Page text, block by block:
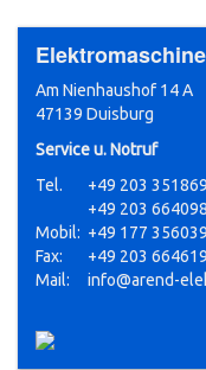
Am Nienhaushof 14 A
47139 Duisburg
Service u. Notruf
Tel.
Mobil:
Fax:
Mail:
+49 203 351869
+49 203 664098
+49 177
+49 203 664619
info@arend-